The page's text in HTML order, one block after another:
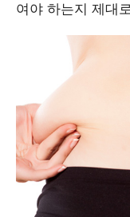
여야 하는지 제대